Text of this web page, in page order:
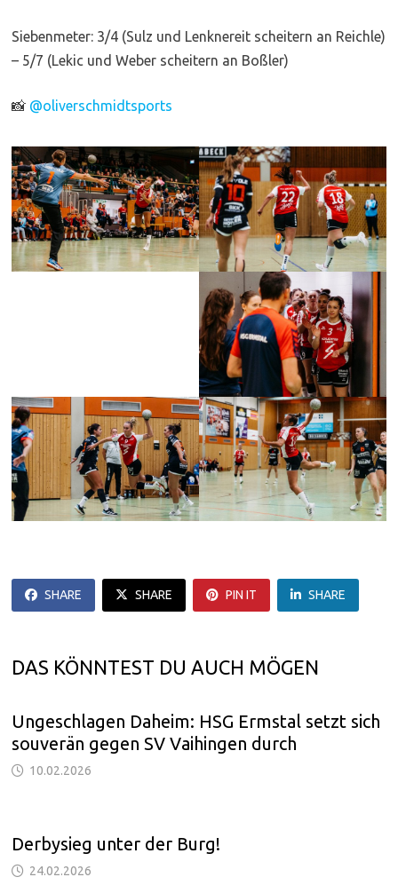
Siebenmeter: 3/4 (Sulz und Lenknereit scheitern an Reichle)
– 5/7 (Lekic und Weber scheitern an Boßler)
📸 @oliverschmidtsports
SHARE SHARE PIN IT SHARE
DAS KÖNNTEST DU AUCH MÖGEN
Ungeschlagen Daheim: HSG Ermstal setzt sich
souverän gegen SV Vaihingen durch
10.02.2026
Derbysieg unter der Burg!
24.02.2026